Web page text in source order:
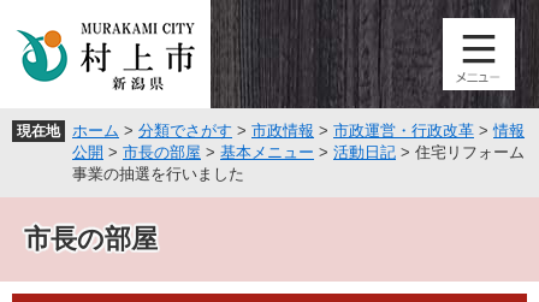
頭
飛
へ
現在地 ホーム > 分類でさがす > 市政情報 > 市政運営・行政改革 >情報
公開 > 市長の部屋 > 基本メニュー > 活動日記 > 住宅リフォーム
事業の抽選を行いました
市長の部屋